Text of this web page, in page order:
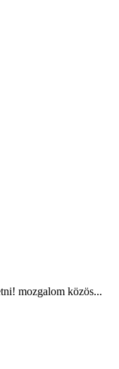
mozgalom közös...